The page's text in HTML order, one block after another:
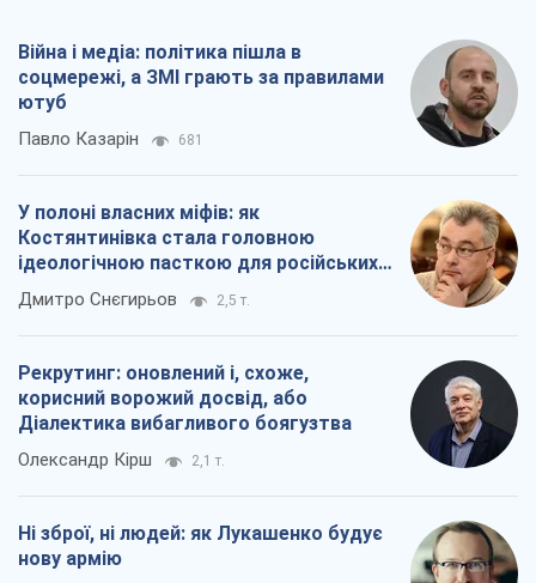
Війна і медіа: політика пішла в
соцмережі, а ЗМІ грають за правилами
ютуб
Павло Казарін 681
У полоні власних міфів: як
Костянтинівка стала головною
ідеологічною пасткою для російських
окупантів
Дмитро Снєгирьов 2,5 т.
Рекрутинг: оновлений і, схоже,
корисний ворожий досвід, або
Діалектика вибагливого боягузтва
Олександр Кірш 2,1 т.
Ні зброї, ні людей: як Лукашенко будує
нову армію